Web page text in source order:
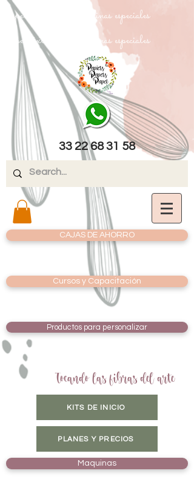
papel texturizado cartulinas especiales
papel texturizado cartulinas especiales
33 22 68 31 58
CAJAS DE AHORRO
Cursos y Capacitación
Productos para personalizar
Tocando las fibras del arte
KITS DE INICIO
PLANES Y PRECIOS
Maquinas